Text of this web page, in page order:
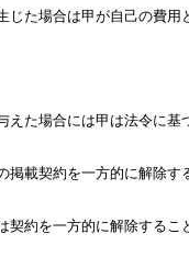
た場合は甲が自己の費用
た場合には甲は法令に基
載契約を一方的に解除す
約を一方的に解除するこ